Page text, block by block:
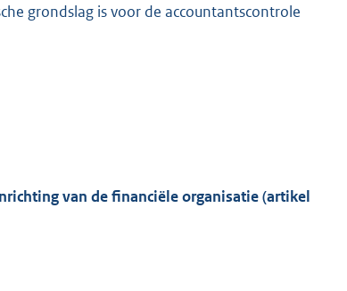
grondslag is voor de accountantscontrole
van de financiële organisatie (artikel